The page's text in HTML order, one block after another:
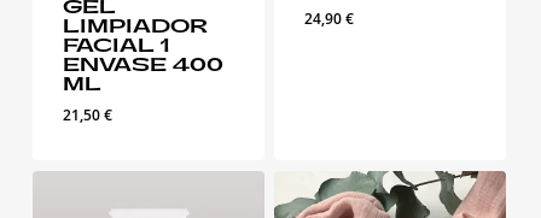
GEL
LIMPIADOR
FACIAL 1
ENVASE 400
ML
21,50€
24,90€